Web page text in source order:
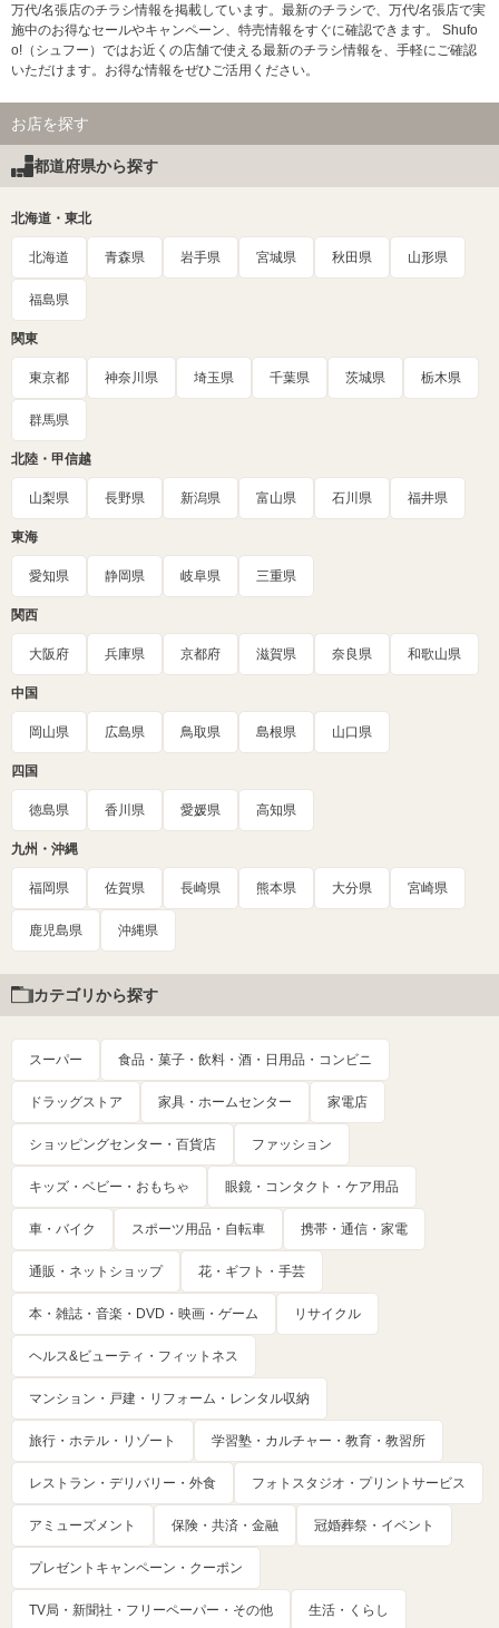
万代/名張店のチラシ情報を掲載しています。最新のチラシで、万代/名張店で実
施中のお得なセールやキャンペーン、特売情報をすぐに確認できます。 Shufo
o!（シュフー）ではお近くの店舗で使える最新のチラシ情報を、手軽にご確認
いただけます。お得な情報をぜひご活用ください。
お店を探す
都道府県から探す
北海道・東北
北海道 青森県 岩手県 宮城県 秋田県 山形県
福島県
関東
東京都 神奈川県 埼玉県 千葉県 茨城県 栃木県
群馬県
北陸・甲信越
山梨県 長野県 新潟県 富山県 石川県 福井県
東海
愛知県 静岡県 岐阜県 三重県
関西
大阪府 兵庫県 京都府 滋賀県 奈良県 和歌山県
中国
岡山県 広島県 鳥取県 島根県 山口県
四国
徳島県 香川県 愛媛県 高知県
九州・沖縄
福岡県 佐賀県 長崎県 熊本県 大分県 宮崎県
鹿児島県 沖縄県
カテゴリから探す
スーパー 食品・菓子・飲料・酒・日用品・コンビニ
ドラッグストア 家具・ホームセンター 家電店
ショッピングセンター・百貨店 ファッション
キッズ・ベビー・おもちゃ 眼鏡・コンタクト・ケア用品
車・バイク スポーツ用品・自転車 携帯・通信・家電
通販・ネットショップ 花・ギフト・手芸
本・雑誌・音楽・DVD・映画・ゲーム リサイクル
ヘルス&ビューティ・フィットネス
マンション・戸建・リフォーム・レンタル収納
旅行・ホテル・リゾート 学習塾・カルチャー・教育・教習所
レストラン・デリバリー・外食 フォトスタジオ・プリントサービス
アミューズメント 保険・共済・金融 冠婚葬祭・イベント
プレゼントキャンペーン・クーポン
TV局・新聞社・フリーペーパー・その他 生活・くらし